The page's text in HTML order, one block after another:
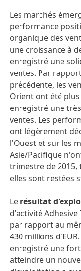
Les marchés
performance
organique des
une croissance à
enregistré une
ventes. Par
précédente, les
Orient ont été plus
enregistré une
ventes. Les
ont légèrement
l'Ouest et sur les
Asie/Pacifique
trimestre de 2015,
elles sont restées
Le résultat
d'activité Adhesive
par rapport au
430 millions
enregistré une
atteindre un